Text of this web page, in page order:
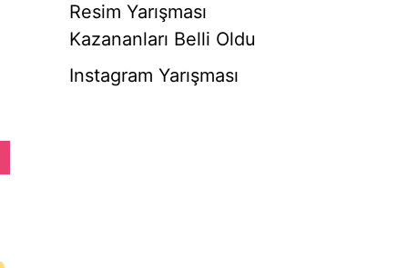
Resim Yarışması
Kazananları Belli Oldu
Instagram Yarışması